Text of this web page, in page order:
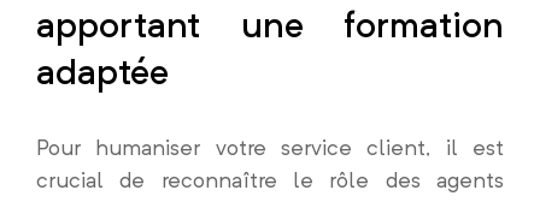
apportant une formation
adaptée
Pour humaniser votre service client, il est
crucial de reconnaître le rôle des agents